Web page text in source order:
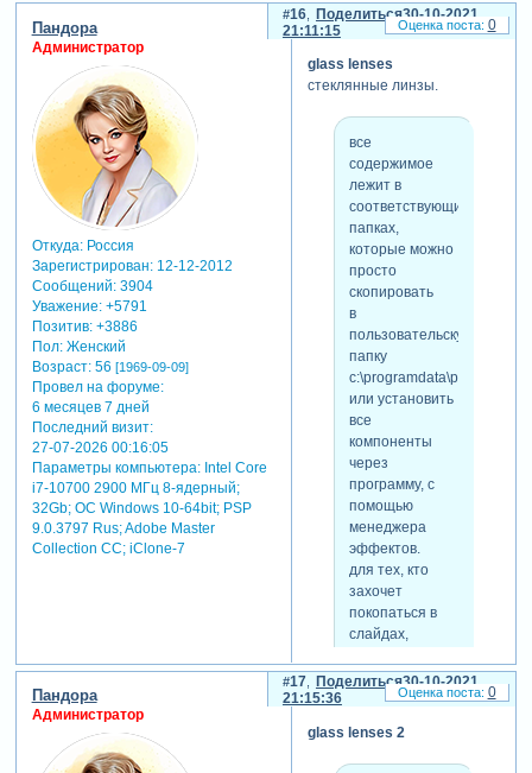
зарегистрируйтесь.
и поскольку у
нас нет
оригинала
доработок
(насколько я
понял), то
сложно судить
когда и кем в
него были
внесены
косячки с
масштабом.
могу
предположить,
что
масштабирование
автором не
предусматривалось,
и это стало
слабым местом
стиля, т.к.
автоматическая
синхронизация
масштабов
связанных
слоев (маска,
фото,
подложка) в
заложена.
p.s. подложка
применена по
той причине,
чтобы увидеть
зарегистрируйтесь
Поделиться
16
30-10-2021
21:11:15
Пандора
Администратор
Откуда:Россия
Зарегистрирован: 12-12-2012
Сообщений:3904
Уважение: +5791
Позитив: +3886
Пол:Женский
Возраст:56 [1969-09-09]
Провел на форуме:
6 месяцев 7 дней
Последний визит:
27-07-2026 00:16:05
Параметры компьютера:Intel Core
i7-10700 2900 МГц 8-ядерный;
32Gb; ОС Windows 10-64bit; PSP
9.0.3797 Rus; Adobe Master
Collection СС; iClone-7
glass lenses
стеклянные линзы.
все
содержимое
лежит в
соответствующих
папках,
которые можно
просто
скопировать
в
пользовательскую
папку
или установить
все
компоненты
через
программу, с
помощью
менеджера
эффектов.
для тех, кто
захочет
покопаться в
слайдах,
стиль glass
lenses 01, в нём
поименованы
ключевые слои,
0
Поделиться
17
30-10-2021
21:15:36
Пандора
Администратор
glass lenses 2
0